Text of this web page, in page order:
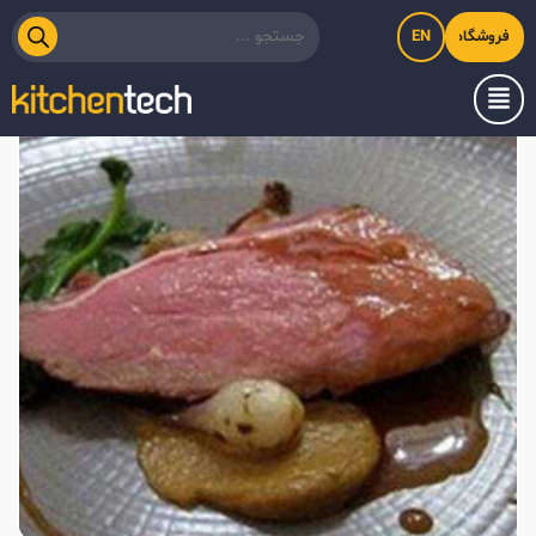
فروشگاه اینترنتی کیت‌لاین
EN